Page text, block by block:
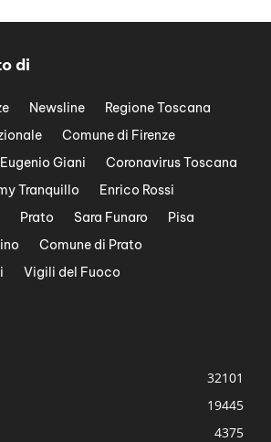
di
Newsline
Regione Toscana
Comune di Firenze
Eugenio Giani
Coronavirus Toscana
Tranquillo
Enrico Rossi
Prato Sara Funaro
Pisa
Comune di Prato
Vigili del Fuoco
32101
19445
4375